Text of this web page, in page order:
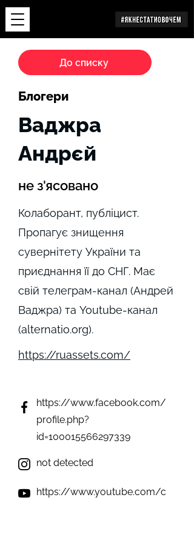
До списку
Блогери
Ваджра
Андрєй
не з'ясовано
Колаборант, публіцист.
Пропагує знищення
сувернітету України та
приєднання її до СНГ. Має
свій телеграм-канал (Андрей
Ваджра) та Youtube-канал
(alternatio.org).
https://ruassets.com/
https://www.facebook.com/
profile.php?
id=100015566297339
not detected
https://www.youtube.com/c